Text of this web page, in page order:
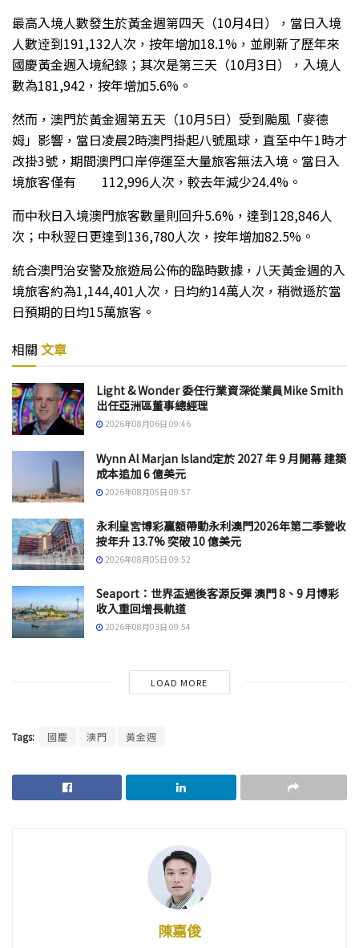
最高入境人數發生於黃金週第四天（10月4日），當日入境
人數逹到191,132人次，按年增加18.1%，並刷新了歷年來
國慶黃金週入境紀錄；其次是第三天（10月3日），入境人
數為181,942，按年增加5.6%。
然而，澳門於黃金週第五天（10月5日）受到颱風「麥德
姆」影響，當日凌晨2時澳門掛起八號風球，直至中午1時才
改掛3號，期間澳門口岸停運至大量旅客無法入境。當日入
境旅客僅有 112,996人次，較去年減少24.4%。
而中秋日入境澳門旅客數量則回升5.6%，達到128,846人
次；中秋翌日更達到136,780人次，按年增加82.5%。
統合澳門治安警及旅遊局公佈的臨時數據，八天黃金週的入
境旅客約為1,144,401人次，日均約14萬人次，稍微遜於當
日預期的日均15萬旅客。
相關 文章
Light & Wonder 委任行業資深從業員Mike Smith
出任亞洲區董事總經理
2026年08月06日 09:46
Wynn Al Marjan Island定於 2027 年 9 月開幕 建築
成本追加 6 億美元
2026年08月05日 09:57
永利皇宮博彩贏額帶動永利澳門2026年第二季營收
按年升 13.7% 突破 10 億美元
2026年08月05日 09:52
Seaport：世界盃過後客源反彈 澳門 8、9 月博彩
收入重回增長軌道
2026年08月03日 09:54
LOAD MORE
Tags: 國慶 澳門 黃金週
陳嘉俊